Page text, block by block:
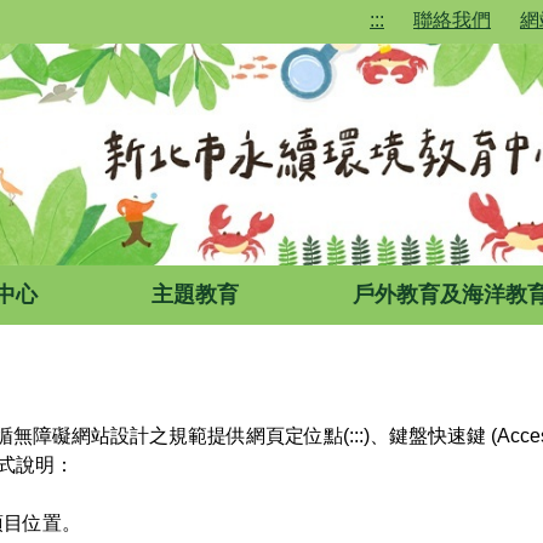
::: 聯絡我們 網
心 主題教育 戶外教育及海洋教
障礙網站設計之規範提供網頁定位點(:::)、鍵盤快速鍵
說明：
位置。